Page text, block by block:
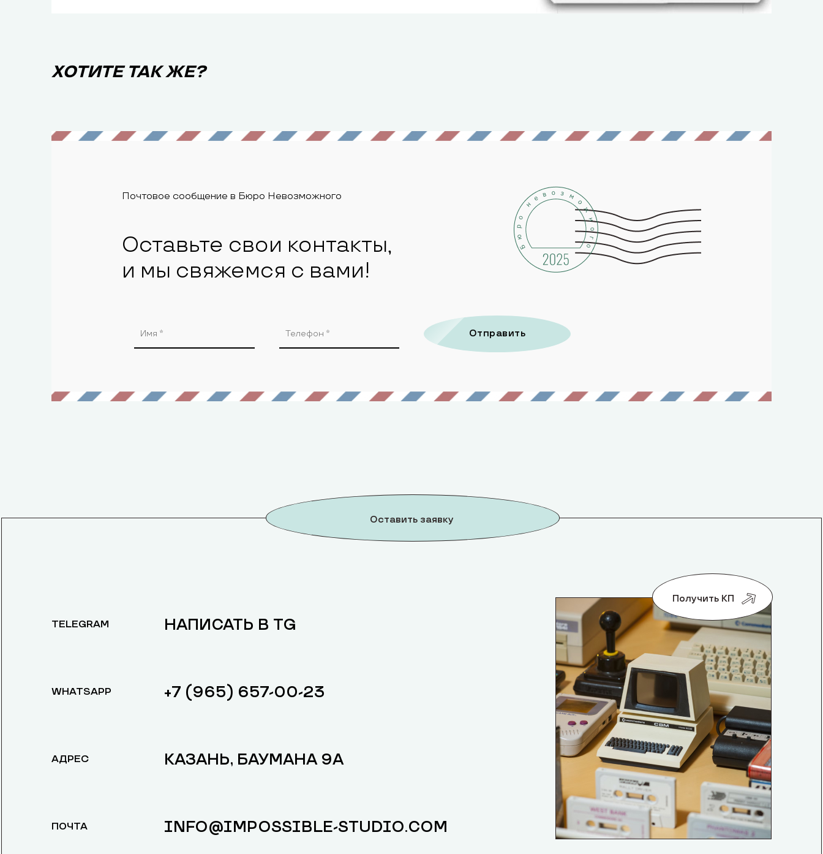
ХОТИТЕ ТАК ЖЕ?
Почтовое сообщение в Бюро Невозможного
Оставьте свои контакты,
и мы свяжемся с вами!
Отправить
Оставить заявку
TELEGRAM
WHATSAPP
АДРЕС
ПОЧТА
НАПИСАТЬ В TG
+7 (965) 657-00-23
КАЗАНЬ, БАУМАНА 9А
INFO@IMPOSSIBLE-STUDIO.COM
Получить КП